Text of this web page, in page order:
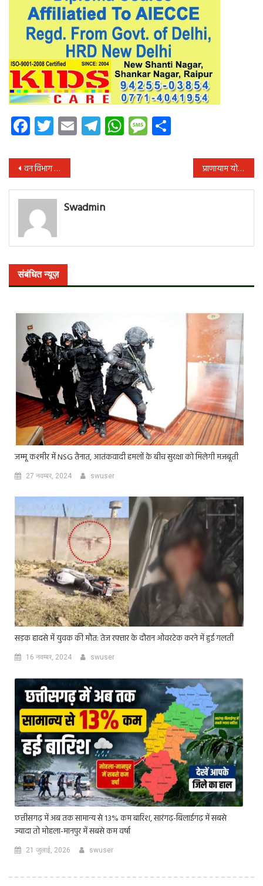
Facebook
Twitter
EmailTelegram
WhatsApp
Message
पोस्ट
नेविगेशन
वन विभाग में भ्रष्टाचार के गंभीर आरोप, जांच करे सरकार : भाजपा प्राणायाम योगाभ्यास कर रमजान में रोजे रखना नमाज पढ़ना बेमिसाल उदाहरण रिजमाशा खान
Swadmin
संबंधित न्यूज़
जम्मू कश्मीर में NSG तैनात, आतंकवादी हमलों के बीच सुरक्षा को मिलेगी मजबूती
27 नवम्बर, 2024 swuser
सड़क हादसे में युवक की मौत: तेज रफ्तार के दौरान ओवरटेक करने में हुई गलती
16 नवम्बर, 2024 swuser
छत्तीसगढ़ में अब तक सामान्य से 13% कम बारिश, सारंगढ़-बिलाईगढ़ में सबसे
ज्यादा तो मोहला-मानपुर में सबसे कम वर्षा
21 जुलाई, 2026 swuser